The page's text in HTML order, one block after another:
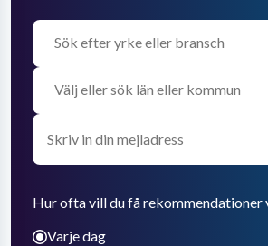
Hur ofta vill du få rekommendationer
Varje dag